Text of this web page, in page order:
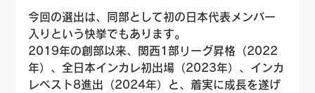
今回の選出は、同部として初の日本代表メンバー
入りという快挙でもあります。
2019年の創部以来、関西1部リーグ昇格（2022
年）、全日本インカレ初出場（2023年）、インカ
レベスト8進出（2024年）と、着実に成長を遂げ